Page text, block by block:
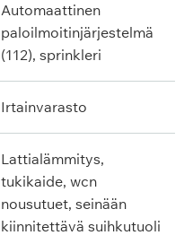
automaattinen
paloilmoitinjärjestelmä
(112), sprinkleri
irtainvarasto
lattialämmitys,
tukikaide, wcn
nousutuet, seinään
kiinnitettävä suihkutuoli